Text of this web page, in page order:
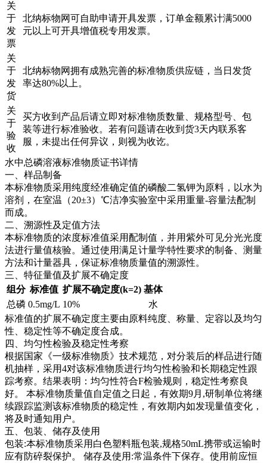
关
于
发
票
北纳标物网可自助申请开具发票，订单金额累计满5000
元以上可开具增值税专用发票。
关
于
发
货
北纳标物网拥有成熟完善的标准物质供应链，当日发货
率达80%以上。
关
于
验
收
买方收到产品后请立即对标准物质数量、规格型号、包
装等进行标准验收。若有问题请在收到货3天内联系客
服，未提出任何异议，则视为收讫。
水中总磷溶液标准物质证书详情
一、样品制备
本标准物质采用纯度经准确定值的磷酸二氢钾为原料，以水为
溶剂，在室温（20±3）℃洁净实验室中采用重量-容量法配制
而成。
二、溯源性及定值方法
本标准物质的浓度标准值采用配制值，并用紫外可见分光光度
法进行量值核验。通过使用满足计量学特性要求的制备、测量
方法和计量器具，保证标准物质量值的溯源性。
三、特征量值及扩展不确定度
组分 标准值 扩展不确定度(k=2) 基体
总磷 0.5mg/L 10%
水
标准值的扩展不确定度主要由原料纯度、称量、定容以及均匀
性、稳定性等不确定度合成。
四、均匀性检验及稳定性考察
根据国家《一级标准物质》技术规范，对分装后的样品进行随
机抽样，采用4对该标准物质进行均匀性检验和长期稳定性跟
踪考察。结果表明：均匀性符合F检验规则，稳定性考察良
好。 本标准物质量值自定值之日起，有效期9月,研制单位将继
续跟踪监测该标准物质的稳定性，有效期内如发现量值变化，
将及时通知用户。
五、包装、储存及使用
包装:本标准物质采用白色塑料瓶包装,规格50mL携带或运输时
应有防碎裂保护。 储存及使用:常温条件下保存。使用前应恒